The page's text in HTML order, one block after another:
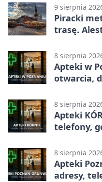
9 sierpnia
Piracki
trasę.
8 sierpnia
Apteki w
otwarcia,
8 sierpnia
Apteki
telefony,
8 sierpnia
Apteki
adresy,